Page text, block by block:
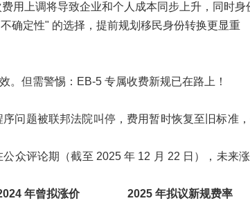
用上调将导致企业和个人成本同步上升，同时身
确定性" 的选择，提前规划移民身份转换更显重
。但需警惕：EB-5 专属收费新规已在路上！
问题被联邦法院叫停，费用暂时恢复至旧标准
众评论期（截至 2025 年 12 月 22 日），未来
年曾拟涨价
2025 年拟议新规费率